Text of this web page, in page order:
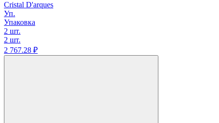
Cristal D'arques
Уп.
Упаковка
2 шт.
2 шт.
2 767.28 ₽